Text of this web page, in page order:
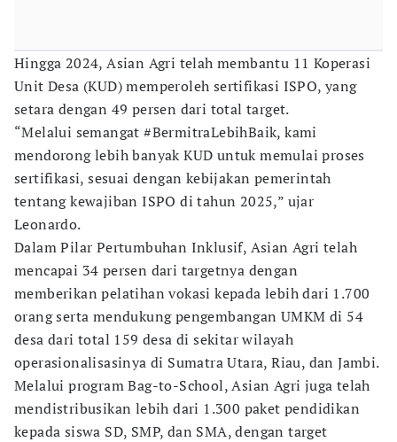
Hingga 2024, Asian Agri telah membantu 11 Koperasi
Unit Desa (KUD) memperoleh sertifikasi ISPO, yang
setara dengan 49 persen dari total target.
“Melalui semangat #BermitraLebihBaik, kami
mendorong lebih banyak KUD untuk memulai proses
sertifikasi, sesuai dengan kebijakan pemerintah
tentang kewajiban ISPO di tahun 2025,” ujar
Leonardo.
Dalam Pilar Pertumbuhan Inklusif, Asian Agri telah
mencapai 34 persen dari targetnya dengan
memberikan pelatihan vokasi kepada lebih dari 1.700
orang serta mendukung pengembangan UMKM di 54
desa dari total 159 desa di sekitar wilayah
operasionalisasinya di Sumatra Utara, Riau, dan Jambi.
Melalui program Bag-to-School, Asian Agri juga telah
mendistribusikan lebih dari 1.300 paket pendidikan
kepada siswa SD, SMP, dan SMA, dengan target